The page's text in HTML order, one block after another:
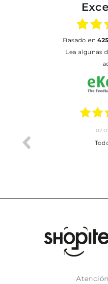
basado en
Lea algunas de las opiniones